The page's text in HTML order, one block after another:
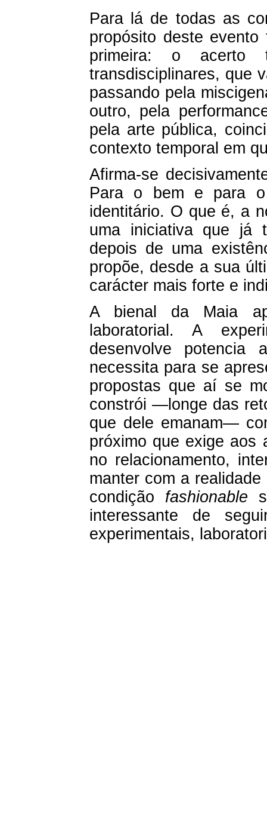
Para lá de todas as
propósito deste
primeira: o acerto
transdisciplinares, que
passando pela
outro, pela
pela arte pública,
contexto temporal em
Afirma-se
Para o bem e para o
identitário. O que é, a
uma iniciativa que já
depois de uma
propõe, desde a sua
carácter mais forte e
A bienal da Maia
laboratorial. A
desenvolve
necessita para se
propostas que aí se
constrói —longe das
que dele emanam—
próximo que exige aos
no relacionamento,
manter com a
condição fashionable
interessante de
experimentais,